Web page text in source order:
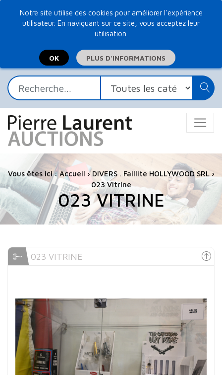
Notre site utilise des cookies pour améliorer l'expérience
utilisateur. En naviguant sur ce site, vous acceptez leur
utilisation.
PLUS D'INFORMATIONS
Vous êtes ici : Accueil ›DIVERS . Faillite HOLLYWOOD SRL ›
023 Vitrine
023 VITRINE
023 VITRINE